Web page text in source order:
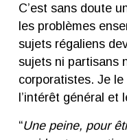
C’est sans doute
les problèmes
sujets régaliens
sujets ni partisans
corporatistes. Je
l’intérêt général et
“Une peine, pour